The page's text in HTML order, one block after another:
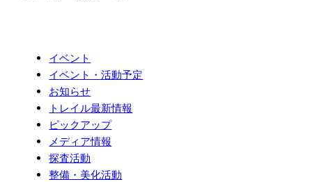
イベント
イベント・活動予定
お知らせ
トレイル最新情報
ピックアップ
メディア情報
探査活動
整備・美化活動